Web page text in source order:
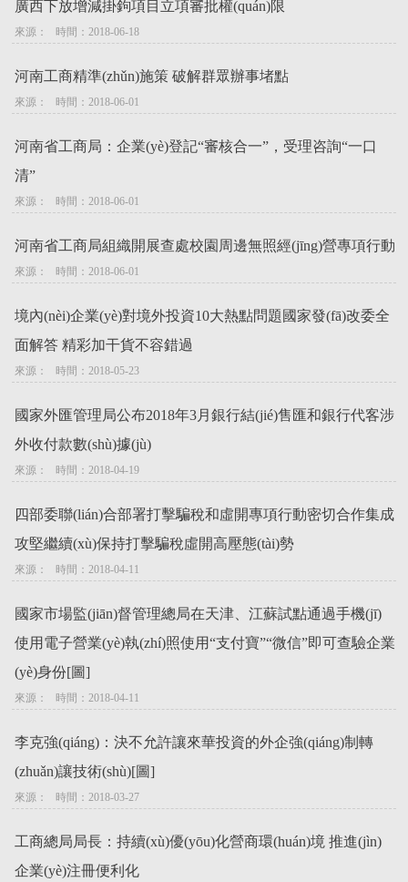
廣西下放增減掛鉤項目立項審批權(quán)限
來源：   時間：2018-06-18
河南工商精準(zhǔn)施策 破解群眾辦事堵點
來源：   時間：2018-06-01
河南省工商局：企業(yè)登記“審核合一”，受理咨詢“一口
清”
來源：   時間：2018-06-01
河南省工商局組織開展查處校園周邊無照經(jīng)營專項行動
來源：   時間：2018-06-01
境內(nèi)企業(yè)對境外投資10大熱點問題國家發(fā)改委全
面解答 精彩加干貨不容錯過
來源：   時間：2018-05-23
國家外匯管理局公布2018年3月銀行結(jié)售匯和銀行代客涉
外收付款數(shù)據(jù)
來源：   時間：2018-04-19
四部委聯(lián)合部署打擊騙稅和虛開專項行動密切合作集成
攻堅繼續(xù)保持打擊騙稅虛開高壓態(tài)勢
來源：   時間：2018-04-11
國家市場監(jiān)督管理總局在天津、江蘇試點通過手機(jī)
使用電子營業(yè)執(zhí)照使用“支付寶”“微信”即可查驗企業
(yè)身份[圖]
來源：   時間：2018-04-11
李克強(qiáng)：決不允許讓來華投資的外企強(qiáng)制轉
(zhuǎn)讓技術(shù)[圖]
來源：   時間：2018-03-27
工商總局局長：持續(xù)優(yōu)化營商環(huán)境 推進(jìn)
企業(yè)注冊便利化